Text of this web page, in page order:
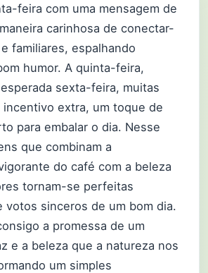
feira com uma mensagem de
carinhosa de conectar-
familiares, espalhando
humor. A quinta-feira,
sexta-feira, muitas
extra, um toque de
para embalar o dia. Nesse
que combinam a
do café com a beleza
tornam-se perfeitas
votos sinceros de um bom dia.
a promessa de um
e a beleza que a natureza nos
um simples